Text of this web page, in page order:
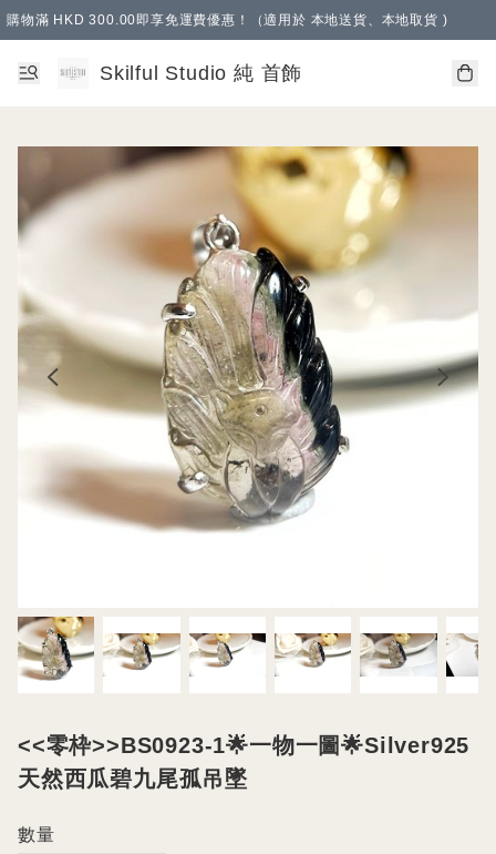
購物滿 HKD 300.00即享免運費優惠！（適用於 本地送貨、本地取貨 )
Skilful Studio 純 首飾
<<零枠>>BS0923-1🌟一物一圖🌟Silver925
天然西瓜碧九尾孤吊墜
數量